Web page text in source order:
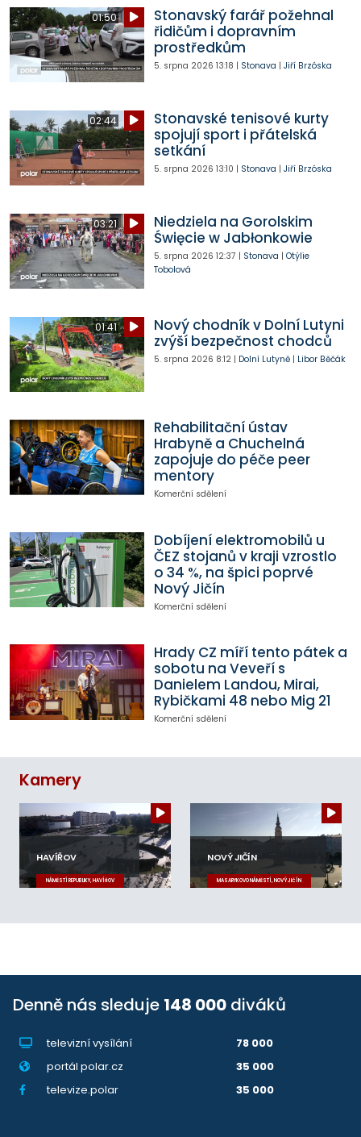
01:50
Stonavský farář požehnal
řidičům i dopravním
prostředkům
5. srpna 2026 13:18 | Stonava | Jiří Brzóska
02:44
Stonavské tenisové kurty
spojují sport i přátelská
setkání
5. srpna 2026 13:10 | Stonava | Jiří Brzóska
03:21
Niedziela na Gorolskim
Święcie w Jabłonkowie
5. srpna 2026 12:37 | Stonava | Otýlie
Tobolová
01:41
Nový chodník v Dolní Lutyni
zvýší bezpečnost chodců
5. srpna 2026 8:12| Dolní Lutyně| Libor Běčák
Rehabilitační ústav
Hrabyně a Chuchelná
zapojuje do péče peer
mentory
Komerční sdělení
Dobíjení elektromobilů u
ČEZ stojanů v kraji vzrostlo
o 34 %, na špici poprvé
Nový Jičín
Komerční sdělení
Hrady CZ míří tento pátek a
sobotu na Veveří s
Danielem Landou, Mirai,
Rybičkami 48 nebo Mig 21
Komerční sdělení
Kamery
HAVÍŘOV
NÁMĚSTÍ REPUBLIKY, HAVÍŘOV
NOVÝ JIČÍN
MASARYKOVO NÁMĚSTÍ, NOVÝ JIČÍN
Denně nás sleduje 148 000 diváků
televizní vysílání
78 000
portál polar.cz
35 000
televize.polar
35 000